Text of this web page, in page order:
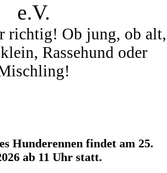
e.V.
richtig! Ob jung, ob alt,
Rassehund oder
Hunderennen findet am 25.
ab 11 Uhr statt.